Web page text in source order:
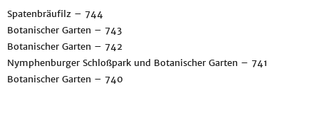
Spatenbräufilz – 744
Botanischer Garten – 743
Botanischer Garten – 742
Nymphenburger Schloßpark und Botanischer Garten – 741
Botanischer Garten – 740